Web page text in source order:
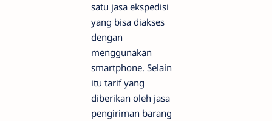
satu jasa ekspedisi
yang bisa diakses
dengan
menggunakan
smartphone. Selain
itu tarif yang
diberikan oleh jasa
pengiriman barang